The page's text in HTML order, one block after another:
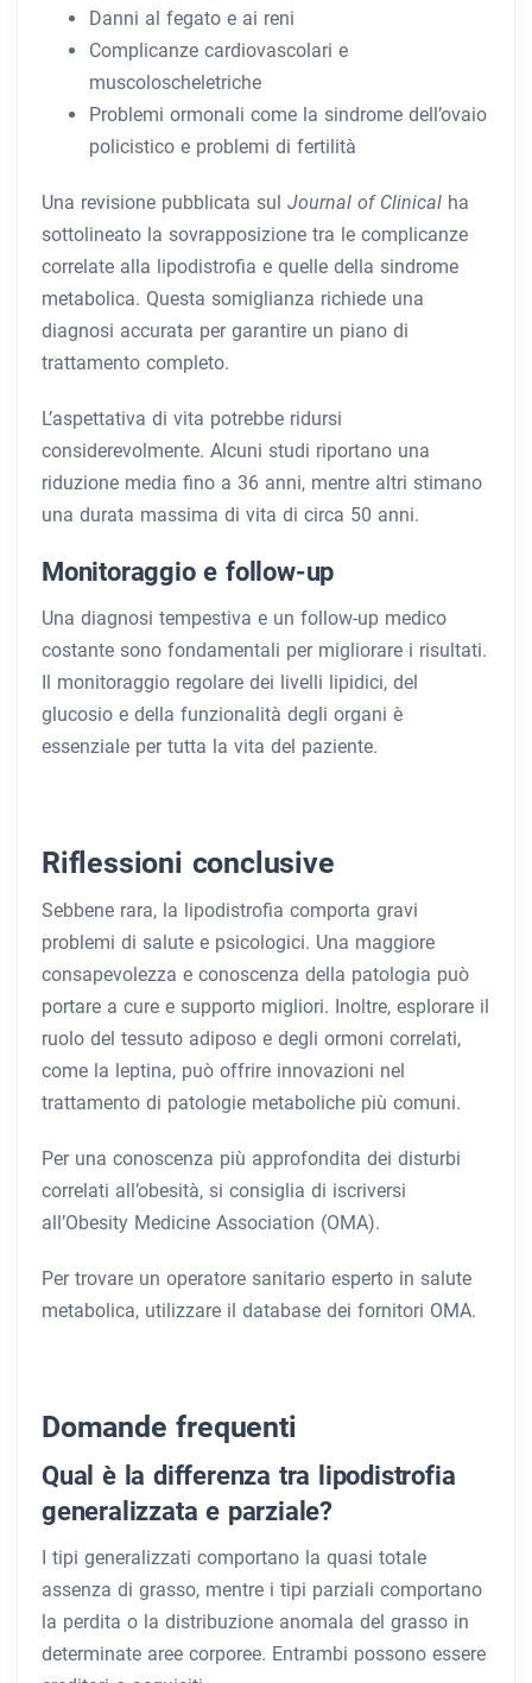
Danni al fegato e ai reni
Complicanze cardiovascolari e
muscoloscheletriche
Problemi ormonali come la sindrome dell’ovaio
policistico e problemi di fertilità
Una revisione pubblicata sul Journal of Clinical ha
sottolineato la sovrapposizione tra le complicanze
correlate alla lipodistrofia e quelle della sindrome
metabolica. Questa somiglianza richiede una
diagnosi accurata per garantire un piano di
trattamento completo.
L’aspettativa di vita potrebbe ridursi
considerevolmente. Alcuni studi riportano una
riduzione media fino a 36 anni, mentre altri stimano
una durata massima di vita di circa 50 anni.
Monitoraggio e follow-up
Una diagnosi tempestiva e un follow-up medico
costante sono fondamentali per migliorare i risultati.
Il monitoraggio regolare dei livelli lipidici, del
glucosio e della funzionalità degli organi è
essenziale per tutta la vita del paziente.
Riflessioni conclusive
Sebbene rara, la lipodistrofia comporta gravi
problemi di salute e psicologici. Una maggiore
consapevolezza e conoscenza della patologia può
portare a cure e supporto migliori. Inoltre, esplorare il
ruolo del tessuto adiposo e degli ormoni correlati,
come la leptina, può offrire innovazioni nel
trattamento di patologie metaboliche più comuni.
Per una conoscenza più approfondita dei disturbi
correlati all’obesità, si consiglia di iscriversi
all’Obesity Medicine Association (OMA).
Per trovare un operatore sanitario esperto in salute
metabolica, utilizzare il database dei fornitori OMA.
Domande frequenti
Qual è la differenza tra lipodistrofia
generalizzata e parziale?
I tipi generalizzati comportano la quasi totale
assenza di grasso, mentre i tipi parziali comportano
la perdita o la distribuzione anomala del grasso in
determinate aree corporee. Entrambi possono essere